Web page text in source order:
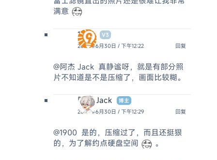
满意
1900
V3
2025年6月30日 / 下午12:22
回复
@阿杰 Jack 真静谧呀，就是有部分照
片不知道是不是压缩了，画面比较糊。
阿杰 Jack
博主
2025年6月30日 / 下午12:29
回复
@1900 是的，压缩过了，而且还挺狠
的，为了解约点硬盘空间
。